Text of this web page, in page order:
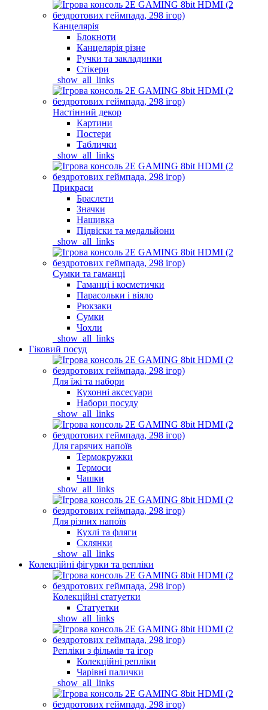
Канцелярія
Блокноти
Канцелярія різне
Ручки та закладинки
Стікери
_show_all_links
Настінний декор
Картини
Постери
Таблички
_show_all_links
Прикраси
Браслети
Значки
Нашивка
Підвіски та медальйони
_show_all_links
Сумки та гаманці
Гаманці і косметички
Парасольки і віяло
Рюкзаки
Сумки
Чохли
_show_all_links
Гіковий посуд
Для їжі та набори
Кухонні аксесуари
Набори посуду
_show_all_links
Для гарячих напоїв
Термокружки
Термоси
Чашки
_show_all_links
Для різних напоїв
Кухлі та фляги
Склянки
_show_all_links
Колекційні фігурки та репліки
Колекційні статуетки
Статуетки
_show_all_links
Репліки з фільмів та ігор
Колекційні репліки
Чарівні палички
_show_all_links